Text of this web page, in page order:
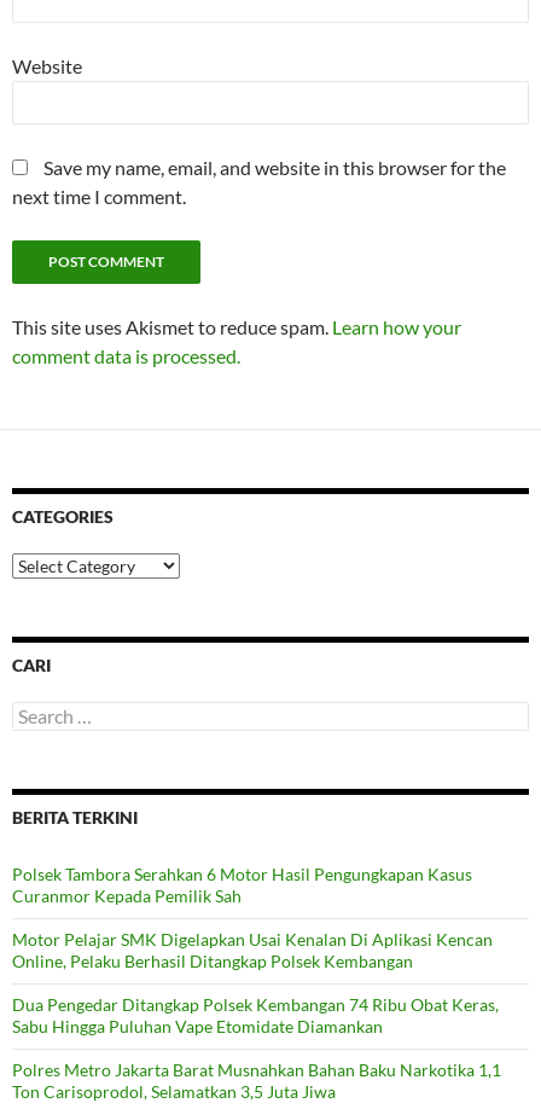
Website
Save my name, email, and website in this browser for the
next time I comment.
This site uses Akismet to reduce spam. Learn how your
comment data is processed.
CATEGORIES
Categories
CARI
Search
for:
BERITA TERKINI
Polsek Tambora Serahkan 6 Motor Hasil Pengungkapan Kasus
Curanmor Kepada Pemilik Sah
Motor Pelajar SMK Digelapkan Usai Kenalan Di Aplikasi Kencan
Online, Pelaku Berhasil Ditangkap Polsek Kembangan
Dua Pengedar Ditangkap Polsek Kembangan 74 Ribu Obat Keras,
Sabu Hingga Puluhan Vape Etomidate Diamankan
Polres Metro Jakarta Barat Musnahkan Bahan Baku Narkotika 1,1
Ton Carisoprodol, Selamatkan 3,5 Juta Jiwa